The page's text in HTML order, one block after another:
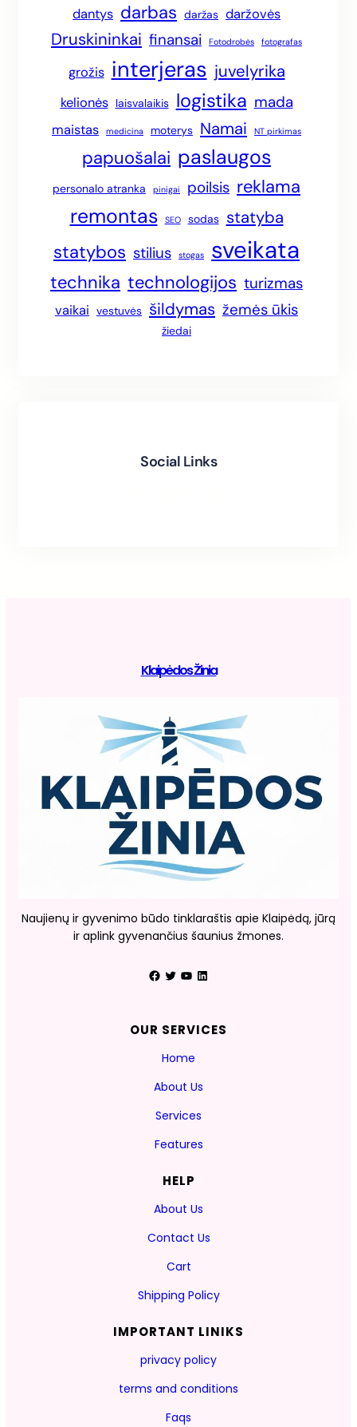
dantys darbas daržas daržovės
Druskininkai finansai Fotodrobės fotografas
grožis interjeras juvelyrika
kelionės laisvalaikis logistika mada
maistas medicina moterys Namai NT pirkimas
papuošalai paslaugos
personalo atranka pinigai poilsis reklama
remontas SEO sodas statyba
statybos stilius stogas sveikata
technika technologijos turizmas
vaikai vestuvės šildymas žemės ūkis
žiedai
Social Links
Klaipėdos Žinia
Naujienų ir gyvenimo būdo tinklaraštis apie Klaipėdą, jūrą
ir aplink gyvenančius šaunius žmones.
Facebook Twitter YouTube LinkedIn
OUR SERVICES
Home
About Us
Services
Features
HELP
About Us
Contact Us
Cart
Shipping Policy
IMPORTANT LINIKS
privacy policy
terms and conditions
Faqs